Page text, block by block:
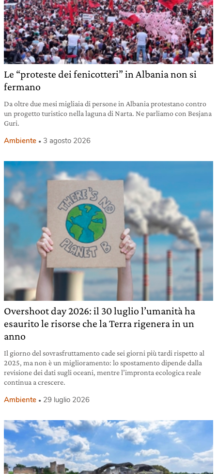
Le “proteste dei fenicotteri” in Albania non si
fermano
Da oltre due mesi migliaia di persone in Albania protestano contro
un progetto turistico nella laguna di Narta. Ne parliamo con Besjana
Guri.
Ambiente 3 agosto 2026
Overshoot day 2026: il 30 luglio l’umanità ha
esaurito le risorse che la Terra rigenera in un
anno
Il giorno del sovrasfruttamento cade sei giorni più tardi rispetto al
2025, ma non è un miglioramento: lo spostamento dipende dalla
revisione dei dati sugli oceani, mentre l’impronta ecologica reale
continua a crescere.
Ambiente 29 luglio 2026